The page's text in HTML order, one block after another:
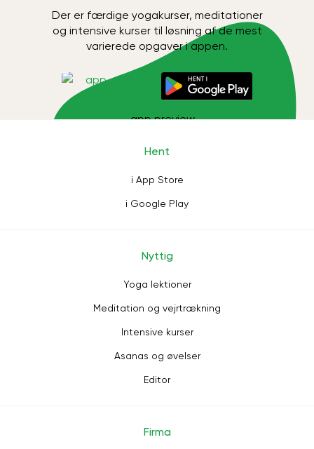
Der er færdige yogakurser, meditationer
og intensive kurser til løsning af de mest
varierede opgaver i appen.
Hent
i App Store
i Google Play
Nyttig
Yoga lektioner
Meditation og vejrtrækning
Intensive kurser
Asanas og øvelser
Editor
Firma